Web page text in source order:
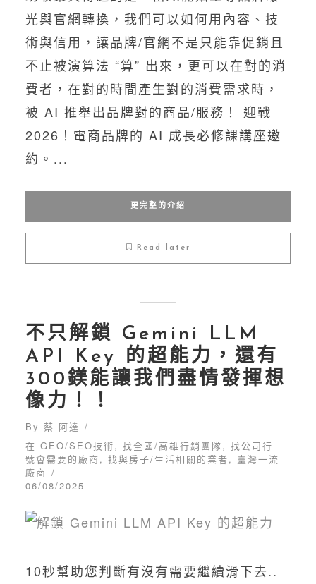
光與官網轉換，我們可以如何用內容、技
術與信用，讓品牌/官網不是只能靠促銷且
不止被演算法 “算” 出來，更可以在對的消
費者，在對的時間產生對的消費需求時，
被 AI 推舉出品牌對的商品/服務！ 迎戰
2026！電商品牌的 AI 成長必修課講座邀
約。...
更完整的介紹
Read later
不只解鎖 Gemini LLM
API Key 的超能力，還有
300鎂能讓我們盡情發揮想
像力！！
By 蔡 阿達
在 GEO/SEO技術, 找全國/高雄行銷團隊, 找公司行
號會需要的廠商 , 找與房子/生活相關的業者, 臺灣一流
廠商
06/08/2025
10秒幫助您判斷有沒有需要繼續滑下去..